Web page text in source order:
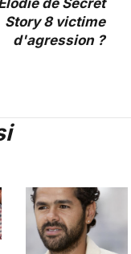
Story 8 victime
d'agression ?